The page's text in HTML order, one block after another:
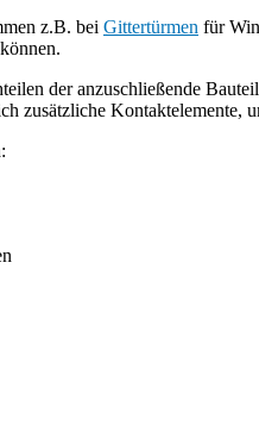
z.B. bei Gittertürmen für
der anzuschließende
zusätzliche Kontaktelemente,